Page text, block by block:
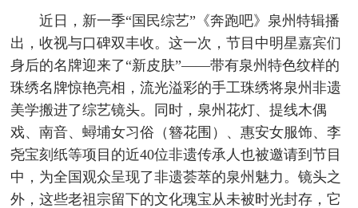
近日，新一季“国民综艺”《奔跑吧》泉州特辑播
出，收视与口碑双丰收。这一次，节目中明星嘉宾们
身后的名牌迎来了“新皮肤”——带有泉州特色纹样的
珠绣名牌惊艳亮相，流光溢彩的手工珠绣将泉州非遗
美学搬进了综艺镜头。同时，泉州花灯、提线木偶
戏、南音、蟳埔女习俗（簪花围）、惠安女服饰、李
尧宝刻纸等项目的近40位非遗传承人也被邀请到节目
中，为全国观众呈现了非遗荟萃的泉州魅力。镜头之
外，这些老祖宗留下的文化瑰宝从未被时光封存，它